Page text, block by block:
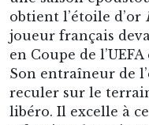
ne joue que la
dernière saison à
total) et il retourne
cœur.
Juste après sa
de Nungesser, et